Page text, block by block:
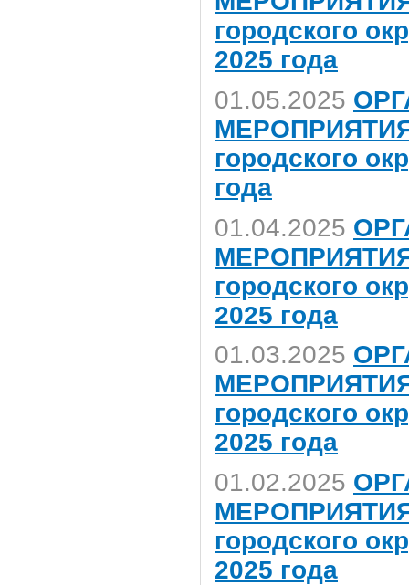
городского
2025 года
01.05.2025
городского
года
01.04.2025
городского
2025 года
01.03.2025
городского
2025 года
01.02.2025
городского
2025 года